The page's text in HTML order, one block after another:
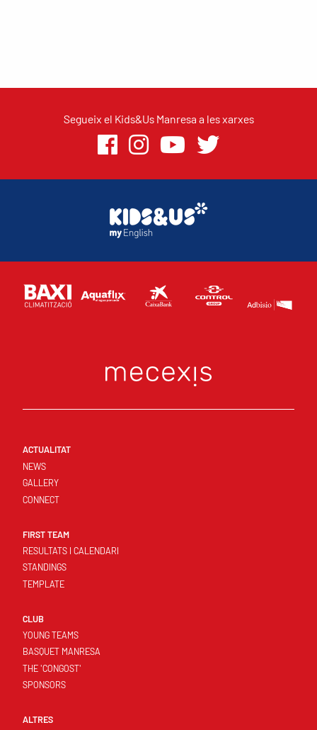
Segueix el Kids&Us Manresa a les xarxes
ACTUALITAT
NEWS
GALLERY
CONNECT
FIRST TEAM
RESULTATS I CALENDARI
STANDINGS
TEMPLATE
CLUB
YOUNG TEAMS
BASQUET MANRESA
THE 'CONGOST'
SPONSORS
ALTRES